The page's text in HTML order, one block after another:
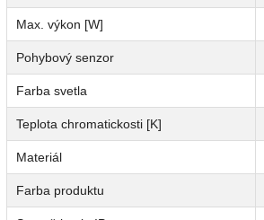
Max. výkon [W]
Pohybový senzor
Farba svetla
Teplota chromatickosti [K]
Materiál
Farba produktu